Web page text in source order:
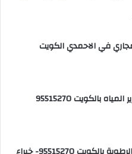
في الاحمدي الكويت
بالكويت 95515270